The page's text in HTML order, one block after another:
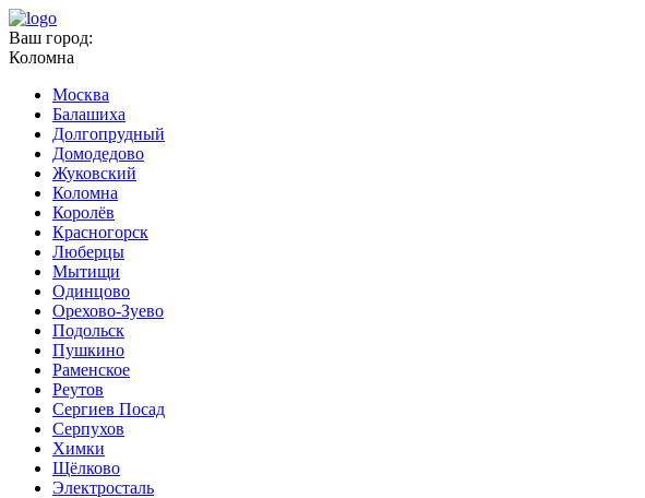
Ваш город:
Коломна
Москва
Балашиха
Долгопрудный
Домодедово
Жуковский
Коломна
Королёв
Красногорск
Люберцы
Мытищи
Одинцово
Орехово-Зуево
Подольск
Пушкино
Раменское
Реутов
Сергиев Посад
Серпухов
Химки
Щёлково
Электросталь